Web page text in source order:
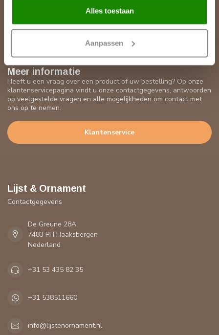
Alles toestaan
Aanpassen
Meer informatie
Heeft u een vraag over een product of uw bestelling? Op onze
klantenservicepagina vindt u onze contactgegevens, antwoorden
op veelgestelde vragen en alle mogelijkheden om contact met
ons op te nemen.
Klantenservice
Abonneer je op onze nieuwsbrief
Lijst & Ornament
Contactgegevens
De Greune 28A
7483 PH Haaksbergen
Nederland
+31 53 435 82 35
+31 538511660
info@lijstenornament.nl